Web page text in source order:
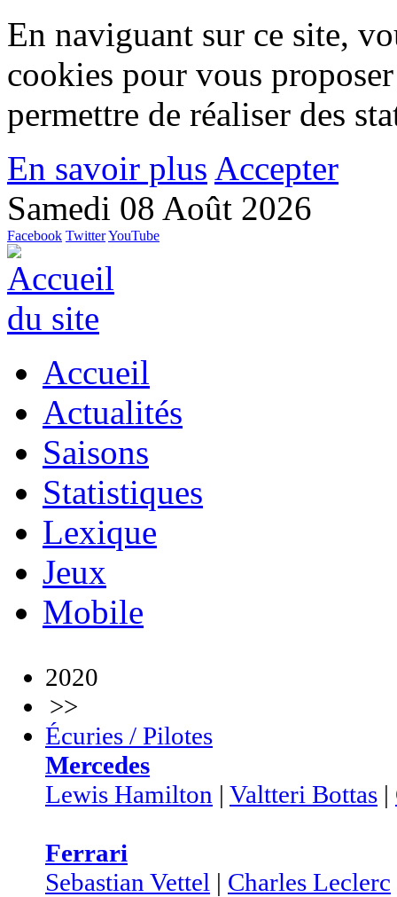
En naviguant sur ce site,
cookies pour vous
permettre de réaliser des
En savoir plus Accepter
Samedi 08 Août 2026
Facebook TwitterYouTube
Accueil
Actualités
Saisons
Statistiques
Lexique
Jeux
Mobile
2020
>>
Écuries / Pilotes
Mercedes
Lewis Hamilton | Valtteri Bottas |
Ferrari
Sebastian Vettel | Charles Leclerc